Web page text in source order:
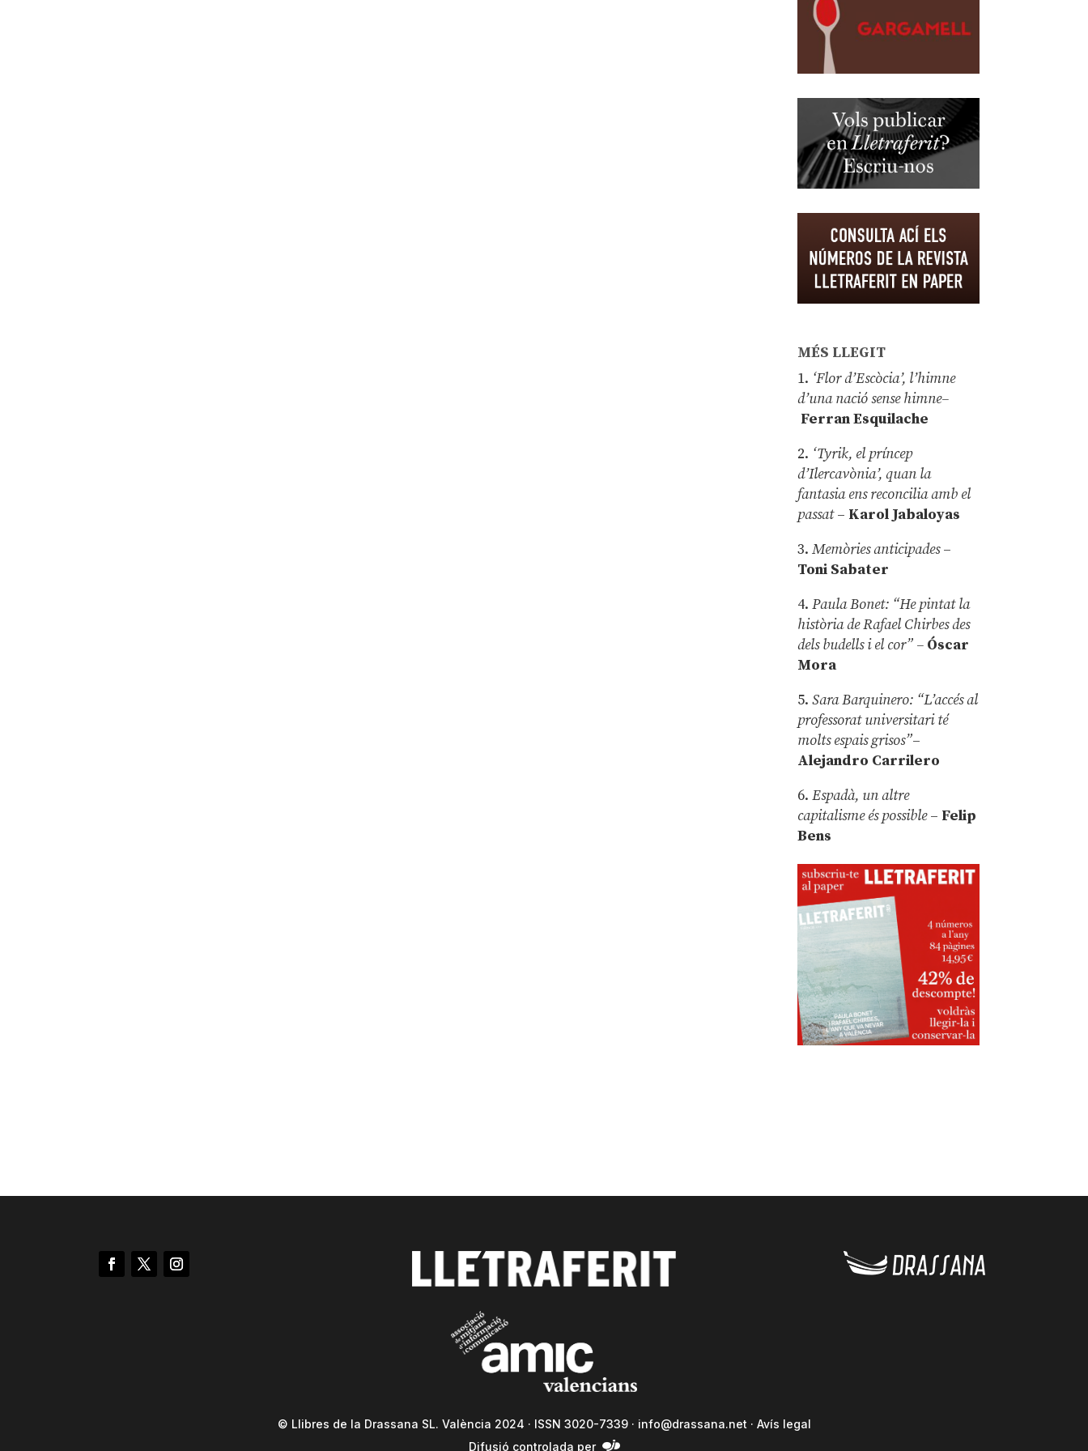
MÉS LLEGIT
1. ‘Flor d’Escòcia’, l’himne
d’una nació sense himne–
Ferran Esquilache
2. ‘Tyrik, el príncep
d’Ilercavònia’, quan la
fantasia ens reconcilia amb el
passat– Karol Jabaloyas
3.Memòries anticipades–
Toni Sabater
4.Paula Bonet: “He pintat la
història de Rafael Chirbes des
dels budells i el cor” – Óscar
Mora
5.Sara Barquinero: “L’accés al
professorat universitari té
molts espais grisos”–
Alejandro Carrilero
6.Espadà, un altre
capitalisme és possible – Felip
Bens
© Llibres de la Drassana SL. València 2024 · ISSN 3020-7339 · info@drassana.net · Avís legal
Difusió controlada per